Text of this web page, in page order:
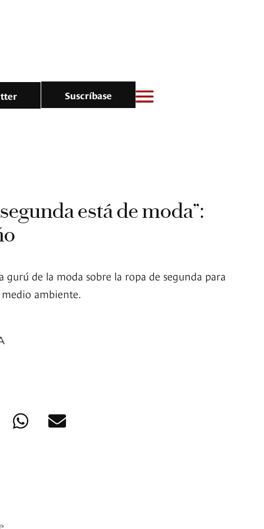
Suscríbase
está de moda”:
gurú de la moda sobre la ropa de segunda para
ambiente.